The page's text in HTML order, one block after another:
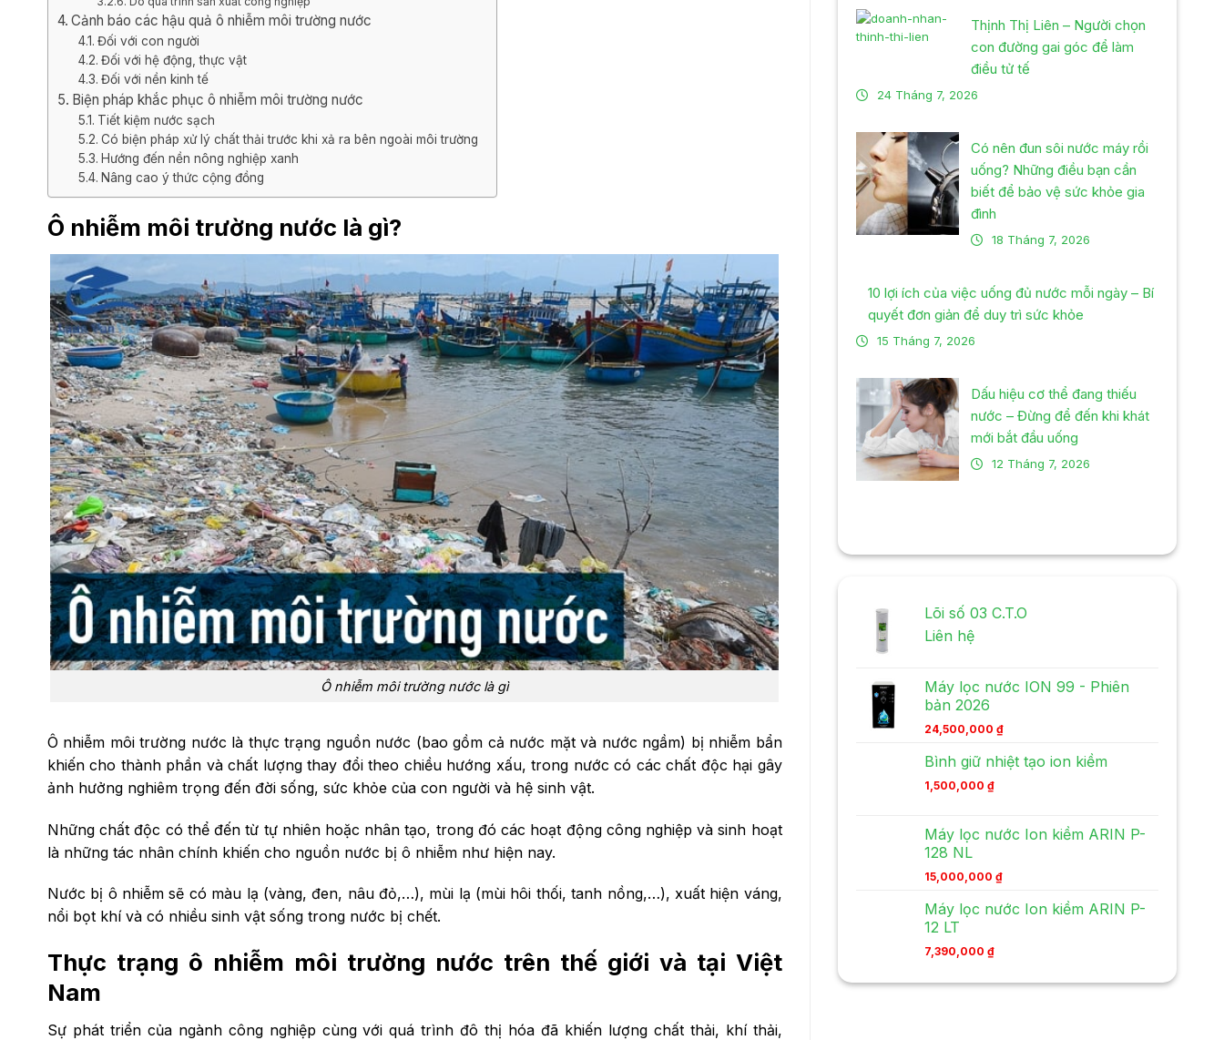
Cảnh báo các hậu quả ô nhiễm môi trường nước
Đối với con người
Đối với hệ động, thực vật
Đối với nền kinh tế
Biện pháp khắc phục ô nhiễm môi trường nước
Tiết kiệm nước sạch
Có biện pháp xử lý chất thải trước khi xả ra bên ngoài môi trường
Hướng đến nền nông nghiệp xanh
Nâng cao ý thức cộng đồng
Ô nhiễm môi trường nước là gì?
Ô nhiễm môi trường nước là gì
Ô nhiễm môi trường nước là thực trạng nguồn nước (bao gồm cả nước mặt và nước ngầm) bị nhiễm bẩn
khiến cho thành phần và chất lượng thay đổi theo chiều hướng xấu, trong nước có các chất độc hại gây
ảnh hưởng nghiêm trọng đến đời sống, sức khỏe của con người và hệ sinh vật.
Những chất độc có thể đến từ tự nhiên hoặc nhân tạo, trong đó các hoạt động công nghiệp và sinh hoạt
là những tác nhân chính khiến cho nguồn nước bị ô nhiễm như hiện nay.
Nước bị ô nhiễm sẽ có màu lạ (vàng, đen, nâu đỏ,…), mùi lạ (mùi hôi thối, tanh nồng,…), xuất hiện váng,
nổi bọt khí và có nhiều sinh vật sống trong nước bị chết.
Thực trạng ô nhiễm môi trường nước trên thế giới và tại Việt
Nam
Sự phát triển của ngành công nghiệp cùng với quá trình đô thị hóa đã khiến lượng chất thải, khí thải,
Thịnh Thị Liên – Người chọn
con đường gai góc để làm
điều tử tế
24 Tháng 7, 2026
Có nên đun sôi nước máy rồi
uống? Những điều bạn cần
biết để bảo vệ sức khỏe gia
đình
18 Tháng 7, 2026
10 lợi ích của việc uống đủ nước mỗi ngày – Bí
quyết đơn giản để duy trì sức khỏe
15 Tháng 7, 2026
Dấu hiệu cơ thể đang thiếu
nước – Đừng để đến khi khát
mới bắt đầu uống
12 Tháng 7, 2026
Lõi số 03 C.T.O
Liên hệ
Máy lọc nước ION 99 - Phiên
bản 2026
24,500,000 ₫
Bình giữ nhiệt tạo ion kiềm
1,500,000 ₫
Máy lọc nước Ion kiềm ARIN P-
128 NL
15,000,000 ₫
Máy lọc nước Ion kiềm ARIN P-
12 LT
7,390,000 ₫